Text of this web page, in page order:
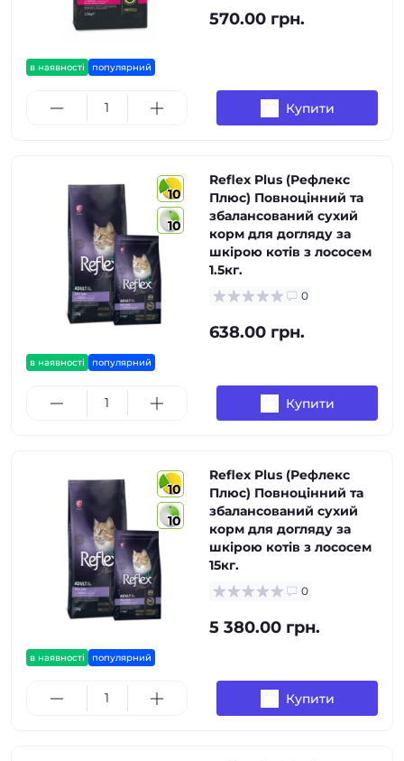
в наявності популярний
570.00 грн.
Купити
10
10
в наявності популярний
Reflex Plus (Рефлекс
Плюс) Повноцінний та
збалансований сухий
корм для догляду за
шкірою котів з лососем
1.5кг.
0
638.00 грн.
Купити
10
10
в наявності популярний
Reflex Plus (Рефлекс
Плюс) Повноцінний та
збалансований сухий
корм для догляду за
шкірою котів з лососем
15кг.
0
5 380.00 грн.
Купити